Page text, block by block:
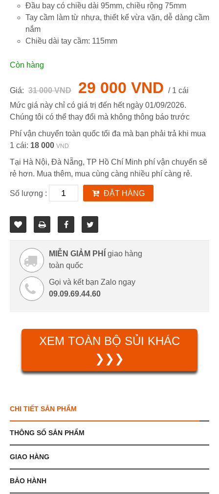
Đầu bay có chiều dài 95mm, chiều rộng 75mm
Tay cầm làm từ nhựa, thiết kế vừa vặn, dễ dàng cầm
nắm
Chiều dài tay cầm: 115mm
Còn hàng
Giá: 31 000 VND 29 000 VND / 1 cái
Mức giá này chỉ có giá trị đến hết ngày 01/09/2026.
Chúng tôi có thể thay đổi mà không thông báo trước
Phí vận chuyển toàn quốc tối đa mà bạn phải trả khi mua
1 cái: 18 000 VND
Tại Hà Nội, Đà Nẵng, TP Hồ Chí Minh phí vận chuyển sẽ
rẻ hơn. Mua thêm, mua cùng càng nhiều phí càng rẻ.
Số lượng : ĐẶT HÀNG
MIỄN GIẢM PHÍ
giao hàng
toàn quốc
Gọi và kết bạn Zalo ngay
09.09.69.44.60
XEM TOÀN BỘ SỦI KHÁC
❯❯❯
CHI TIẾT SẢN PHẨM
THÔNG SỐ SẢN PHẨM
GIAO HÀNG
BẢO HÀNH